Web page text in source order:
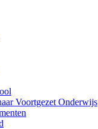
Voortgezet Onderwijs